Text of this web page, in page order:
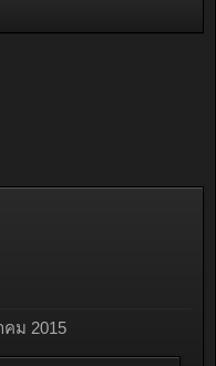
ม 2015